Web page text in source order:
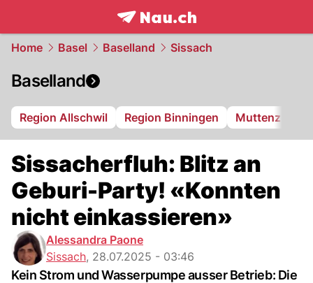
frontpage.NAU.ch
Home Basel Baselland Sissach
Baselland
Region Allschwil Region Binningen Muttenz
Sissacherfluh: Blitz an
Geburi-Party! «Konnten
nicht einkassieren»
Alessandra Paone
Sissach, 28.07.2025 - 03:46
Kein Strom und Wasserpumpe ausser Betrieb: Die